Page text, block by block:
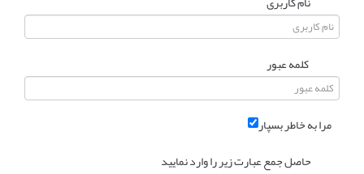
انجمن متخصصین زنان و اوما انتخاب نام کودک
فهرست مواد غذایی
تماس با ما
کلمه عبور
مرا به خاطر بسپار
حاصل جمع عبارت زیر را وارد نمایید